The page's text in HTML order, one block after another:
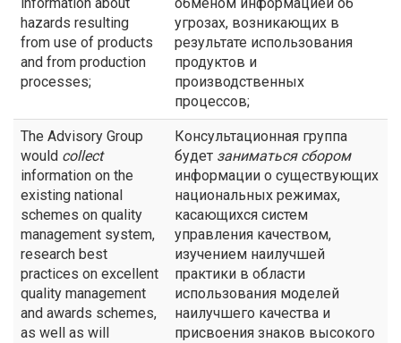
hazards resulting
from use of products
and from production
processes;
угрозах, возникающих в
результате использования
продуктов и
производственных
процессов;
The Advisory Group
would collect
information on the
existing national
schemes on quality
management system,
research best
practices on excellent
quality management
and awards schemes,
as well as will
Консультационная группа
будет заниматься сбором
информации о существующих
национальных режимах,
касающихся систем
управления качеством,
изучением наилучшей
практики в области
использования моделей
наилучшего качества и
присвоения знаков высокого